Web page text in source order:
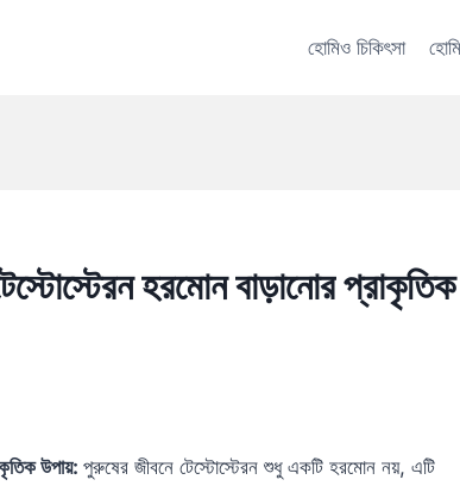
হোমিও চিকিৎসা
হরমোন বাড়ানোর প্রাকৃতিক
উপায়: পুরুষের জীবনে টেস্টোস্টেরন শুধু একটি হরমোন নয়, এটি